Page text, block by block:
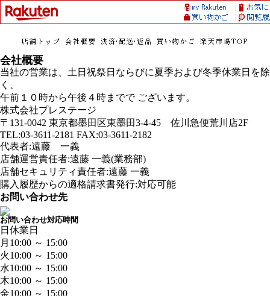
会社概要
当社の営業は、土日祝祭日ならびに夏季および冬季休業日を除
く、
午前１０時から午後４時までで ございます。
株式会社プレステージ
〒131-0042 東京都墨田区東墨田3-4-45 佐川急便荒川店2F
TEL:03-3611-2181 FAX:03-3611-2182
代表者:遠藤 一義
店舗運営責任者:遠藤 一義(業務部)
店舗セキュリティ責任者:遠藤 一義
購入履歴からの適格請求書発行:対応可能
お問い合わせ先
お問い合わせ対応時間
日 休業日
月 10:00 ～ 15:00
火10:00 ～ 15:00
水10:00 ～ 15:00
木10:00 ～ 15:00
金10:00 ～ 15:00